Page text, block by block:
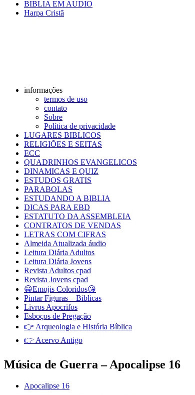
BIBLIA EM AUDIO
Harpa Cristã
informações
termos de uso
contato
Sobre
Política de privacidade
LUGARES BIBLICOS
RELIGIÕES E SEITAS
ECC
QUADRINHOS EVANGELICOS
DINAMICAS E QUIZ
ESTUDOS GRATIS
PARABOLAS
ESTUDANDO A BIBLIA
DICAS PARA EBD
ESTATUTO DA ASSEMBLEIA
CONTRATOS DE VENDAS
LETRAS COM CIFRAS
Almeida Atualizada áudio
Leitura Diária Adultos
Leitura Diária Jovens
Revista Adultos cpad
Revista Jovens cpad
😀Emojis Coloridos😘
Pintar Figuras – Biblicas
Livros Apocrifos
Esboços de Pregação
👉 Arqueologia e História Bíblica
👉 Acervo Antigo
Música de Guerra – Apocalipse 16
Apocalipse 16